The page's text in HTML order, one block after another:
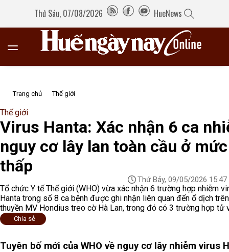
Thứ Sáu, 07/08/2026 HueNews
Trang chủ Thế giới
Thế giới
Virus Hanta: Xác nhận 6 ca
nguy cơ lây lan toàn cầu ở mức
thấp
Thứ Bảy, 09/05/2026 15:47
Tổ chức Y tế Thế giới (WHO) vừa xác nhận 6 trường hợp nhiễm
Hanta trong số 8 ca bệnh được ghi nhận liên quan đến ổ dịch
thuyền MV Hondius treo cờ Hà Lan, trong đó có 3 trường hợp tử
Chia sẻ
Tuyên bố mới của WHO về nguy cơ lây nhiễm virus